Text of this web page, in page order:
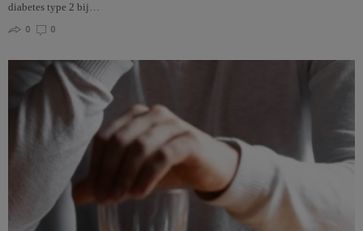
diabetes type 2 bij…
0
0